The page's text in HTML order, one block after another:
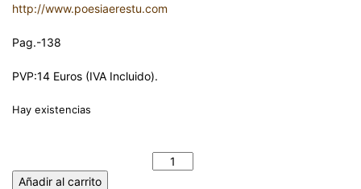
http://www.poesiaerestu.com
Pag.-138
PVP:14 Euros (IVA Incluido).
Hay existencias
Añadir al carrito